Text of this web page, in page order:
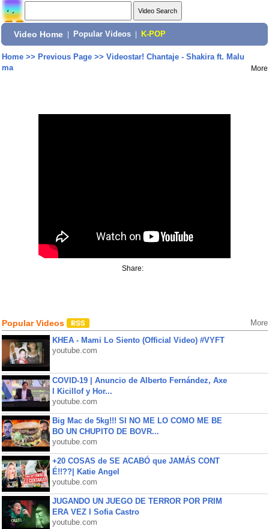
Video Home Popular Videos K-POP
Home>> Previous Page>> Videostar! Chantaje - Shakira ft. Malu
ma
More
Share:
Popular Videos More
KHEA - Mami Lo Siento (Official Video) #VYFT
youtube.com
COVID-19 | Anuncio de Alberto Fernández, Axe
l Kicillof y Hor...
youtube.com
Big Mac de 5kg!!! SI NO ME LO COMO ME BE
BO UN CHUPITO DE BOVR...
youtube.com
+20 COSAS de SE ACABÓ que JAMÁS CONT
É!!??| Katie Angel
youtube.com
JUGANDO UN JUEGO DE TERROR POR PRIM
ERA VEZ l Sofia Castro
youtube.com